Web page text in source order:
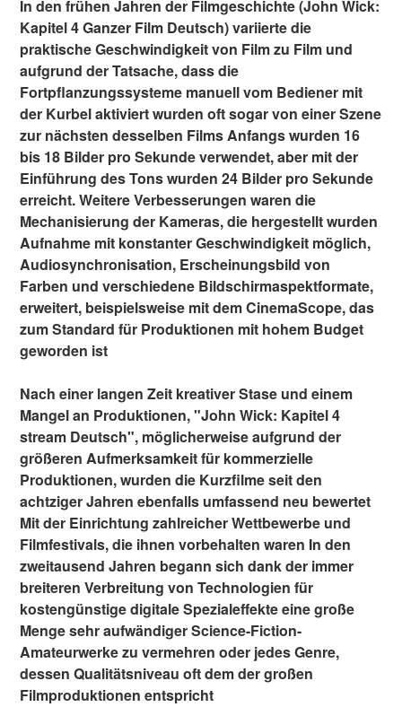
In den frühen Jahren der Filmgeschichte (John Wick:
Kapitel 4 Ganzer Film Deutsch) variierte die
praktische Geschwindigkeit von Film zu Film und
aufgrund der Tatsache, dass die
Fortpflanzungssysteme manuell vom Bediener mit
der Kurbel aktiviert wurden oft sogar von einer Szene
zur nächsten desselben Films Anfangs wurden 16
bis 18 Bilder pro Sekunde verwendet, aber mit der
Einführung des Tons wurden 24 Bilder pro Sekunde
erreicht. Weitere Verbesserungen waren die
Mechanisierung der Kameras, die hergestellt wurden
Aufnahme mit konstanter Geschwindigkeit möglich,
Audiosynchronisation, Erscheinungsbild von
Farben und verschiedene Bildschirmaspektformate,
erweitert, beispielsweise mit dem CinemaScope, das
zum Standard für Produktionen mit hohem Budget
geworden ist
Nach einer langen Zeit kreativer Stase und einem
Mangel an Produktionen, "John Wick: Kapitel 4
stream Deutsch", möglicherweise aufgrund der
größeren Aufmerksamkeit für kommerzielle
Produktionen, wurden die Kurzfilme seit den
achtziger Jahren ebenfalls umfassend neu bewertet
Mit der Einrichtung zahlreicher Wettbewerbe und
Filmfestivals, die ihnen vorbehalten waren In den
zweitausend Jahren begann sich dank der immer
breiteren Verbreitung von Technologien für
kostengünstige digitale Spezialeffekte eine große
Menge sehr aufwändiger Science-Fiction-
Amateurwerke zu vermehren oder jedes Genre,
dessen Qualitätsniveau oft dem der großen
Filmproduktionen entspricht